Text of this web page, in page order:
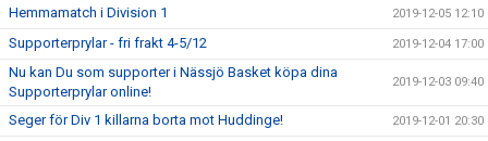
Hemmamatch i Division 1 2019-12-05 12:10
Supporterprylar - fri frakt 4-5/12 2019-12-04 17:00
Nu kan Du som supporter i Nässjö Basket köpa dina
Supporterprylar online!
2019-12-03 09:40
Seger för Div 1 killarna borta mot Huddinge! 2019-12-01 20:30